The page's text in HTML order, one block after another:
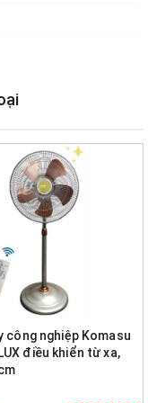
công nghiệp Komasu
điều khiển từ xa,